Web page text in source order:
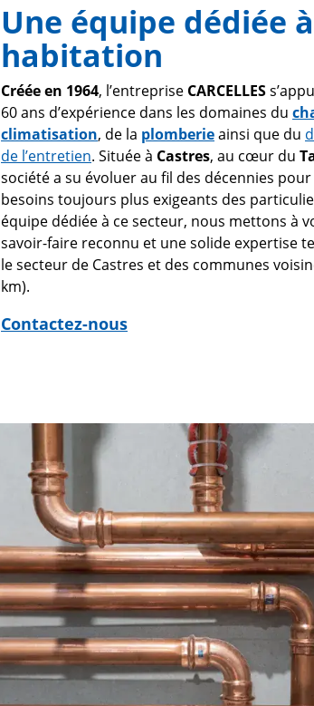
Une équipe dédiée
habitation
Créée en 1964, l’entreprise CARCELLES
60 ans d’expérience dans les domaines du
climatisation, de la plomberieainsi que du
de l’entretien. Située à Castres, au cœur du
société a su évoluer au fil des décennies
besoins toujours plus exigeants des
équipe dédiée à ce secteur, nous mettons à
savoir-faire reconnu et une solide expertise
le secteur de Castres et des communes
km).
Contactez-nous